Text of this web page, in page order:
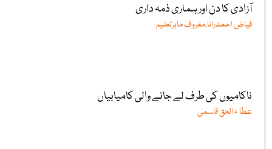
آزادی کا دن اور ہماری ذمہ داری
فیاض احمدرانا،معروف ماہرتعلیم
ناکامیوں کی طرف لے جانے والی کامیابیاں
عطا ء الحق قاسمی